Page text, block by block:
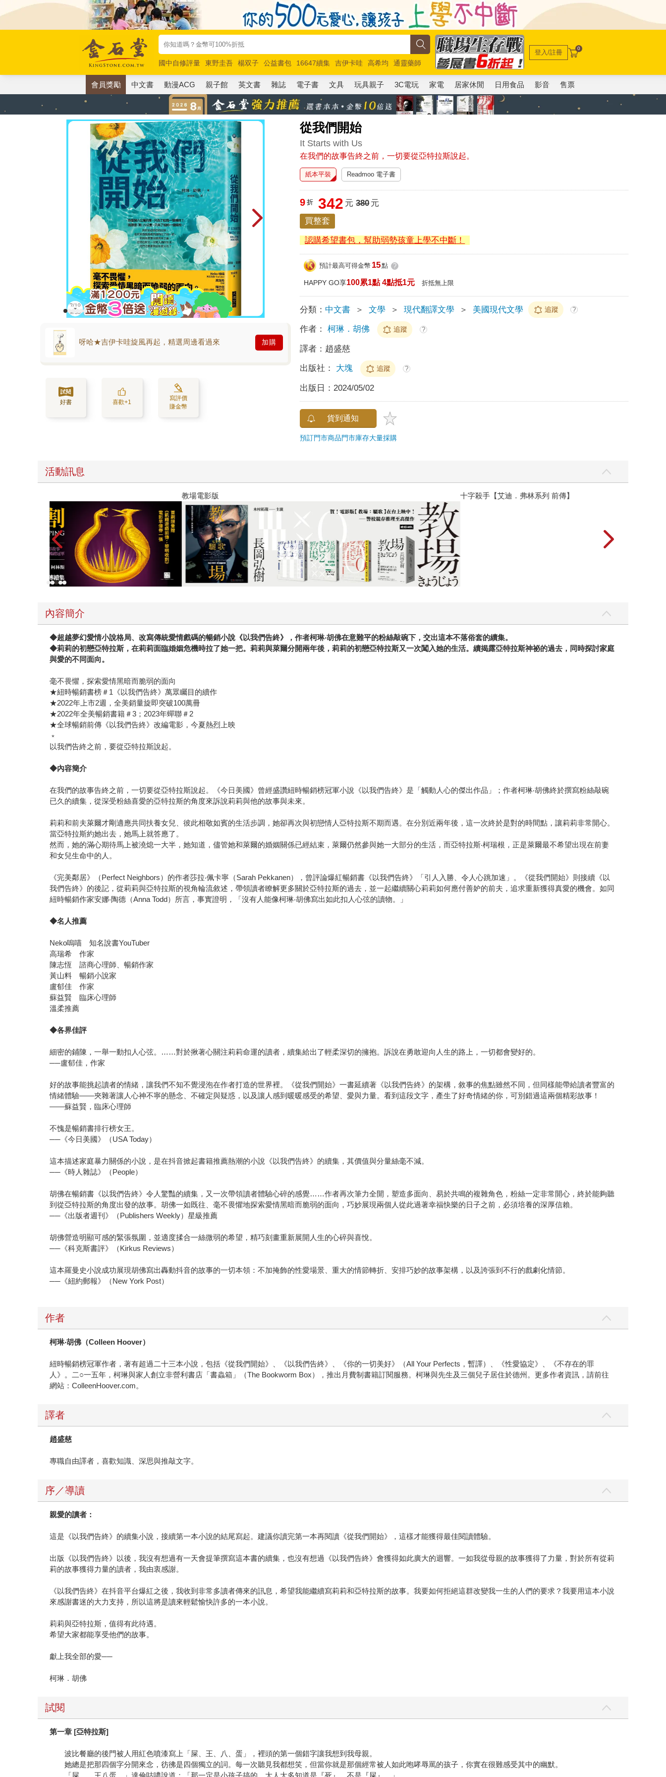
國中自修評量 東野圭吾 楊双子 公益書包 16647續集 吉伊卡哇 高希均
通靈藥師
唯紅花綻放
奧德賽 路邊攤新作 馬斯克 玩具總動員5 超慢跑
登入/註冊 0
會員獎勵 中文書 動漫ACG 親子館 英文書 雜誌 電子書 文具 玩具親子 3C電玩 家電 居家休閒 日用食品 影音 售票
從我們開始
It Starts with Us
在我們的故事告終之前，一切要從亞特拉斯說起。
呀哈★吉伊卡哇旋風再起，精選周邊看過來 加購
好書 喜歡+1
寫評價
賺金幣
紙本平裝 Readmoo 電子書
9 折 342 元 380元
買整套
認購希望書包，幫助弱勢孩童上學不中斷！
預計最高可得金幣 15點 ?
HAPPY GO享100累1點 4點抵1元 折抵無上限
分類： 中文書 ＞ 文學 ＞ 現代翻譯文學 ＞ 美國現代文學 追蹤 ?
作者： 柯琳．胡佛 追蹤 ?
譯者： 趙盛慈
出版社： 大塊 追蹤 ?
出版日： 2024/05/02
貨到通知
預訂門市商品門市庫存大量採購
活動訊息
內容簡介
◆超越夢幻愛情小說格局、改寫傳統愛情戲碼的暢銷小說《以我們告終》，作者柯琳‧胡佛在意難平的粉絲敲碗下，交出這本不落俗套的續集。
◆莉莉的初戀亞特拉斯，在莉莉面臨婚姻危機時拉了她一把。莉莉與萊爾分開兩年後，莉莉的初戀亞特拉斯又一次闖入她的生活。續揭露亞特拉斯神祕的過去，同時探討家庭
與愛的不同面向。
毫不畏懼，探索愛情黑暗而脆弱的面向
★紐時暢銷書榜＃1《以我們告終》萬眾矚目的續作
★2022年上市2週，全美銷量旋即突破100萬冊
★2022年全美暢銷書籍＃3；2023年蟬聯＃2
★全球暢銷前傳《以我們告終》改編電影，今夏熱烈上映
﹡
以我們告終之前，要從亞特拉斯說起。
◆內容簡介
在我們的故事告終之前，一切要從亞特拉斯說起。《今日美國》曾經盛讚紐時暢銷榜冠軍小說《以我們告終》是「觸動人心的傑出作品」；作者柯琳‧胡佛終於撰寫粉絲敲碗
已久的續集，從深受粉絲喜愛的亞特拉斯的角度來訴說莉莉與他的故事與未來。
莉莉和前夫萊爾才剛適應共同扶養女兒、彼此相敬如賓的生活步調，她卻再次與初戀情人亞特拉斯不期而遇。在分別近兩年後，這一次終於是對的時間點，讓莉莉非常開心。
當亞特拉斯約她出去，她馬上就答應了。
然而，她的滿心期待馬上被澆熄一大半，她知道，儘管她和萊爾的婚姻關係已經結束，萊爾仍然參與她一大部分的生活，而亞特拉斯‧柯瑞根，正是萊爾最不希望出現在前妻
和女兒生命中的人。
《完美鄰居》（Perfect Neighbors）的作者莎拉‧佩卡寧（Sarah Pekkanen），曾評論爆紅暢銷書《以我們告終》「引人入勝、令人心跳加速」。《從我們開始》則接續《以
我們告終》的後記，從莉莉與亞特拉斯的視角輪流敘述，帶領讀者瞭解更多關於亞特拉斯的過去，並一起繼續關心莉莉如何應付善妒的前夫，追求重新獲得真愛的機會。如同
紐時暢銷作家安娜‧陶德（Anna Todd）所言，事實證明，「沒有人能像柯琳‧胡佛寫出如此扣人心弦的讀物。」
◆名人推薦
Neko嗚喵 知名說書YouTuber
高瑞希 作家
陳志恆 諮商心理師、暢銷作家
黃山料 暢銷小說家
盧郁佳 作家
蘇益賢 臨床心理師
溫柔推薦
◆各界佳評
細密的鋪陳，一舉一動扣人心弦。……對於揪著心關注莉莉命運的讀者，續集給出了輕柔深切的擁抱。訴說在勇敢迎向人生的路上，一切都會變好的。
──盧郁佳，作家
好的故事能挑起讀者的情緒，讓我們不知不覺浸泡在作者打造的世界裡。《從我們開始》一書延續著《以我們告終》的架構，敘事的焦點雖然不同，但同樣能帶給讀者豐富的
情緒體驗——夾雜著讓人心神不寧的懸念、不確定與疑惑，以及讓人感到暖暖感受的希望、愛與力量。看到這段文字，產生了好奇情緒的你，可別錯過這兩個精彩故事！
——蘇益賢，臨床心理師
不愧是暢銷書排行榜女王。
──《今日美國》（USA Today）
這本描述家庭暴力關係的小說，是在抖音掀起書籍推薦熱潮的小說《以我們告終》的續集，其價值與分量絲毫不減。
──《時人雜誌》（People）
胡佛在暢銷書《以我們告終》令人驚豔的續集，又一次帶領讀者體驗心碎的感覺……作者再次筆力全開，塑造多面向、易於共鳴的複雜角色，粉絲一定非常開心，終於能夠聽
到從亞特拉斯的角度出發的故事。胡佛一如既往、毫不畏懼地探索愛情黑暗而脆弱的面向，巧妙展現兩個人從此過著幸福快樂的日子之前，必須培養的深厚信賴。
──《出版者週刊》（Publishers Weekly）星級推薦
胡佛營造明顯可感的緊張氛圍，並適度揉合一絲微弱的希望，精巧刻畫重新展開人生的心碎與喜悅。
──《科克斯書評》（Kirkus Reviews）
這本羅曼史小說成功展現胡佛寫出轟動抖音的故事的一切本領：不加掩飾的性愛場景、重大的情節轉折、安排巧妙的故事架構，以及誇張到不行的戲劇化情節。
──《紐約郵報》（New York Post）
作者
柯琳‧胡佛（Colleen Hoover）
紐時暢銷榜冠軍作者，著有超過二十三本小說，包括《從我們開始》、《以我們告終》、《你的一切美好》（All Your Perfects，暫譯）、《性愛協定》、《不存在的罪
人》。二○一五年，柯琳與家人創立非營利書店「書蟲箱」（The Bookworm Box），推出月費制書籍訂閱服務。柯琳與先生及三個兒子居住於德州。更多作者資訊，請前往
網站：ColleenHoover.com。
譯者
趙盛慈
專職自由譯者，喜歡知識、深思與推敲文字。
序／導讀
親愛的讀者：
這是《以我們告終》的續集小說，接續第一本小說的結尾寫起。建議你讀完第一本再閱讀《從我們開始》，這樣才能獲得最佳閱讀體驗。
出版《以我們告終》以後，我沒有想過有一天會提筆撰寫這本書的續集，也沒有想過《以我們告終》會獲得如此廣大的迴響。一如我從母親的故事獲得了力量，對於所有從莉
莉的故事獲得力量的讀者，我由衷感謝。
《以我們告終》在抖音平台爆紅之後，我收到非常多讀者傳來的訊息，希望我能繼續寫莉莉和亞特拉斯的故事。我要如何拒絕這群改變我一生的人們的要求？我要用這本小說
來感謝書迷的大力支持，所以這將是讀來輕鬆愉快許多的一本小說。
莉莉與亞特拉斯，值得有此待遇。
希望大家都能享受他們的故事。
獻上我全部的愛──
柯琳．胡佛
試閱
第一章 [亞特拉斯]
波比餐廳的後門被人用紅色噴漆寫上「屎、王、八、蛋」，裡頭的第一個錯字讓我想到我母親。
她總是把那四個字分開來念，彷彿是四個獨立的詞。每一次聽見我都想笑，但當你就是那個經常被人如此咆哮辱罵的孩子，你實在很難感受其中的幽默。
「屎……王八蛋。」達倫咕噥說道：「那一定是小孩子搞的，大人大多知道是『死』，不是『屎』。」